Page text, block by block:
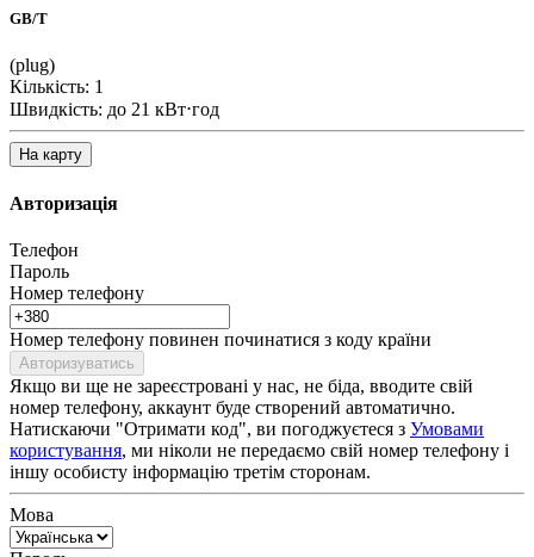
GB/T
(plug)
Кількість: 1
Швидкість: до 21 кВт⋅год
На карту
Авторизація
Телефон
Пароль
Номер телефону
Номер телефону повинен починатися з коду країни
Авторизуватись
Якщо ви ще не зареєстровані у нас, не біда, вводите свій
номер телефону, аккаунт буде створений автоматично.
Натискаючи "Отримати код", ви погоджуєтеся з Умовами
користування, ми ніколи не передаємо свій номер телефону і
іншу особисту інформацію третім сторонам.
Мова